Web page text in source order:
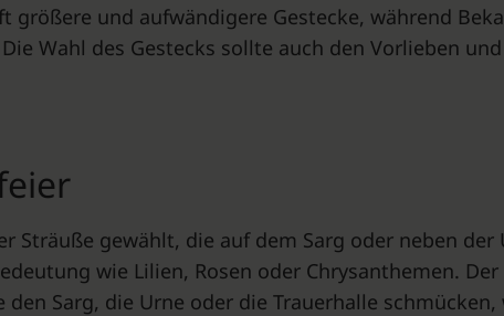
größere und aufwändigere Gestecke, während
Wahl des Gestecks sollte auch den Vorlieben
Sträuße gewählt, die auf dem Sarg oder neben
wie Lilien, Rosen oder Chrysanthemen.
Sarg, die Urne oder die Trauerhalle schmücken,